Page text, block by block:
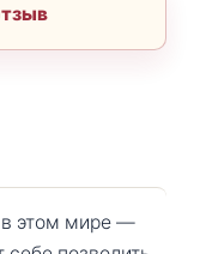
в этом мире —